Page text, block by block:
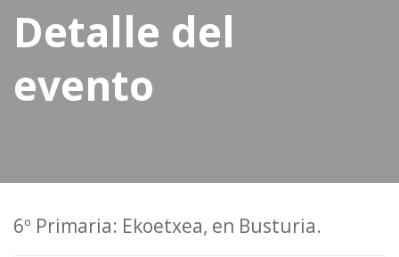
Detalle del
evento
6º Primaria: Ekoetxea, en Busturia.